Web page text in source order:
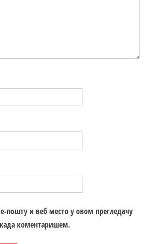
пошту и веб место у овом прегледачу
коментаришем.